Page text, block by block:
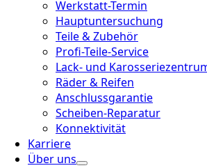
Werkstatt-Termin
Hauptuntersuchung
Teile & Zubehör
Profi-Teile-Service
Lack- und
Räder & Reifen
Anschlussgarantie
Scheiben-Reparatur
Konnektivität
Karriere
Über uns